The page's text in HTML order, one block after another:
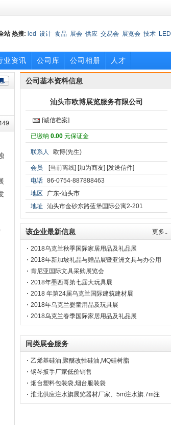
站 热搜: led 设计 食品 展会 供应 交易会 展览会 技术 LED
业资讯 公司库 公司相册 人才
公司基本资料信息
汕头市欧博展览服务有限公司
[诚信档案]
已缴纳 0.00 元保证金
联系人 欧博(先生)
会员 [当前离线] [加为商友] [发送信件]
电话 86-0754-887888463
地区
广东-汕头市
地址
汕头市金砂东路蓝堡国际公寓2-201
该企业最新信息 更多..
2018乌克兰秋季国际家居用品及礼品展
2018年新加坡礼品与赠品展暨亚洲文具与办公用
品展
肯尼亚国际文具采购展览会
2018年墨西哥第七届大玩具展
2018 年第24届乌克兰国际建筑建材展
2018年乌克兰婴童用品及玩具展
2018乌克兰春季国际家居用品及礼品展
同类展会服务
乙烯基硅油,聚醚改性硅油,MQ硅树脂
钢琴扳手厂家低价销售
烟台塑料包装袋,烟台服装袋
淮北供应注水旗展览器材厂家、5m注水旗.7m注
水旗厂家直销